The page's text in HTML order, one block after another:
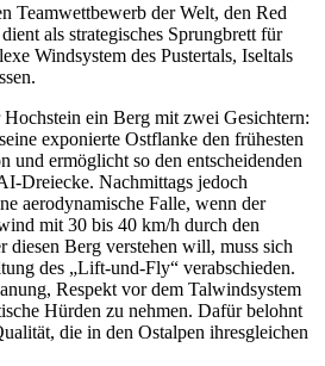
Teamwettbewerb der Welt, den Red
als strategisches Sprungbrett für
Windsystem des Pustertals, Iseltals
ein Berg mit zwei Gesichtern:
exponierte Ostflanke den frühesten
und ermöglicht so den entscheidenden
Dreiecke. Nachmittags jedoch
aerodynamische Falle, wenn der
mit 30 bis 40 km/h durch den
diesen Berg verstehen will, muss sich
des „Lift-und-Fly“ verabschieden.
Respekt vor dem Talwindsystem
Hürden zu nehmen. Dafür belohnt
die in den Ostalpen ihresgleichen